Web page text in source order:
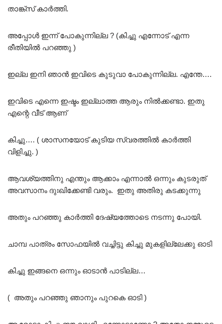
താങ്ക്സ് കാർത്തി.
അപ്പോൾ ഇന്ന് പോകുന്നില്ല ? (കിച്ചു എന്നോട് എന്ന
രീതിയിൽ പറഞ്ഞു )
ഇല്ല ഇനി ഞാൻ ഇവിടെ കുടുവാ പോകുന്നില്ല. എന്തേ….
ഇവിടെ എന്നെ ഇഷ്ടം ഇല്ലാത്ത ആരും നിൽക്കണ്ടാ. ഇതു
എന്റെ വീട് ആണ്
കിച്ചു…. ( ശാസനയോട് കുടിയ സ്വരത്തിൽ കാർത്തി
വിളിച്ചു. )
ആവശ്യത്തിനു എന്തും ആക്കാം എന്നാൽ ഒന്നും കുടരുത്
അവസാനം ദുഃഖിക്കേണ്ടി വരും. ഇതു അതിരു കടക്കുന്നു
അതും പറഞ്ഞു കാർത്തി ദേഷ്യത്തോടെ നടന്നു പോയി.
ചാമ്പ പാത്രം സോഫയിൽ വച്ചിട്ടു കിച്ചു മുകളില്ലേക്കു ഓടി
കിച്ചു ഇങ്ങനെ ഒന്നും ഓടാൻ പാടില്ല…
( അതും പറഞ്ഞു ഞാനും പുറകെ ഓടി )